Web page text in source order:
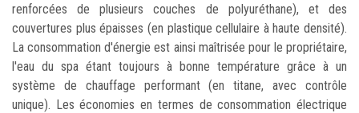
renforcées de plusieurs couches de polyuréthane), et des
couvertures plus épaisses (en plastique cellulaire à haute densité).
La consommation d'énergie est ainsi maîtrisée pour le propriétaire,
l'eau du spa étant toujours à bonne température grâce à un
système de chauffage performant (en titane, avec contrôle
unique). Les économies en termes de consommation électrique